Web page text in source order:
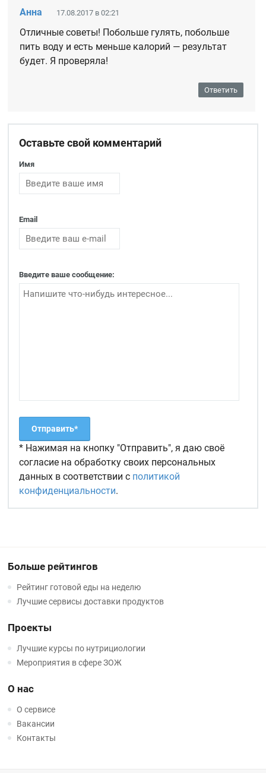
Анна 17.08.2017 в 02:21
Отличные советы! Побольше гулять, побольше
пить воду и есть меньше калорий — результат
будет. Я проверяла!
Ответить
Оставьте свой комментарий
Имя
Email
Введите ваше сообщение:
* Нажимая на кнопку "Отправить", я даю своё
согласие на обработку своих персональных
данных в соответствии с политикой
конфиденциальности.
Больше рейтингов
Рейтинг готовой еды на неделю
Лучшие сервисы доставки продуктов
Проекты
Лучшие курсы по нутрициологии
Мероприятия в сфере ЗОЖ
О нас
О сервисе
Вакансии
Контакты